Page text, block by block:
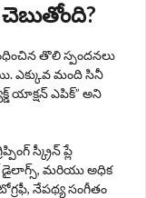
తొలి స్పందనలు
ఎక్కువ మంది సినీ
యాక్షన్ ఎపిక్” అని
స్క్రీన్ ప్లే
డైలాగ్స్, మరియు అధిక
నేపథ్య సంగీతం